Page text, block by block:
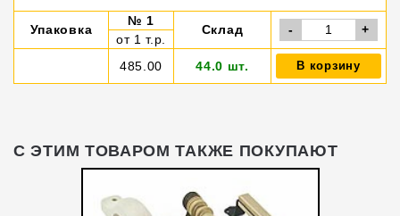
Упаковка
№ 1
Склад - +
от 1 т.р.
485.00
44.0 шт. В корзину
С ЭТИМ ТОВАРОМ ТАКЖЕ ПОКУПАЮТ